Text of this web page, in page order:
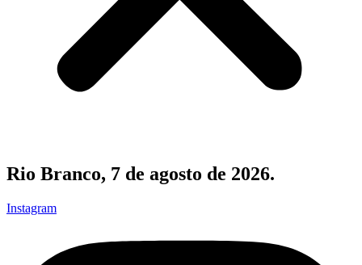
Rio Branco, 7 de agosto de 2026.
Instagram